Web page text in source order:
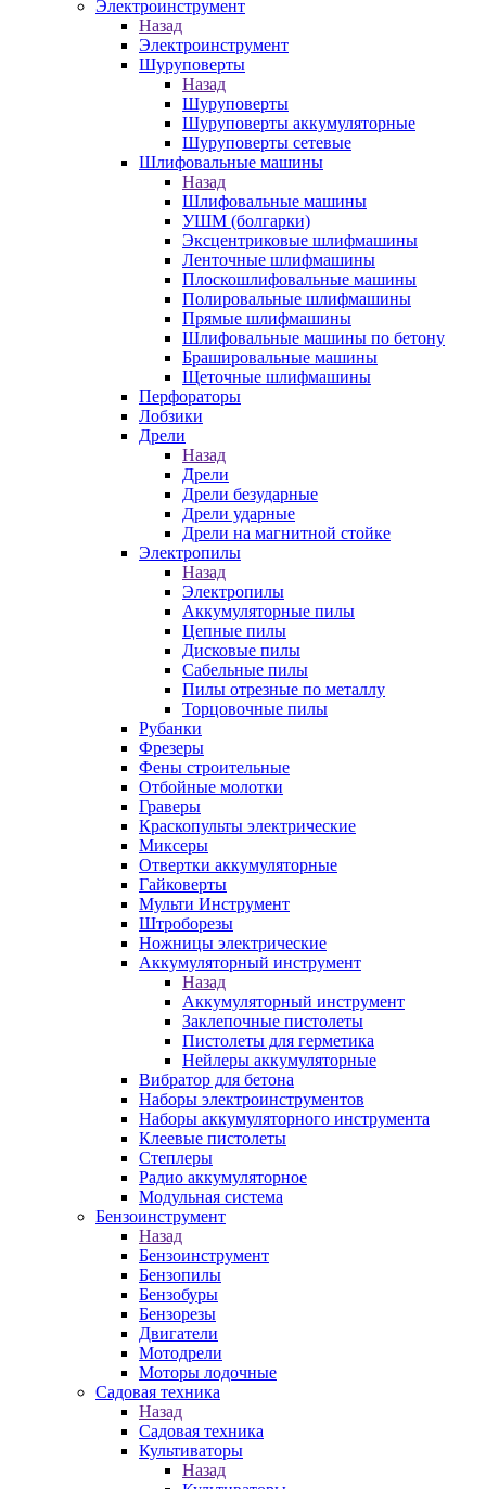
Электроинструмент
Назад
Электроинструмент
Шуруповерты
Назад
Шуруповерты
Шуруповерты аккумуляторные
Шуруповерты сетевые
Шлифовальные машины
Назад
Шлифовальные машины
УШМ (болгарки)
Эксцентриковые шлифмашины
Ленточные шлифмашины
Плоскошлифовальные машины
Полировальные шлифмашины
Прямые шлифмашины
Шлифовальные машины по бетону
Брашировальные машины
Щеточные шлифмашины
Перфораторы
Лобзики
Дрели
Назад
Дрели
Дрели безударные
Дрели ударные
Дрели на магнитной стойке
Электропилы
Назад
Электропилы
Аккумуляторные пилы
Цепные пилы
Дисковые пилы
Сабельные пилы
Пилы отрезные по металлу
Торцовочные пилы
Рубанки
Фрезеры
Фены строительные
Отбойные молотки
Граверы
Краскопульты электрические
Миксеры
Отвертки аккумуляторные
Гайковерты
Мульти Инструмент
Штроборезы
Ножницы электрические
Аккумуляторный инструмент
Назад
Аккумуляторный инструмент
Заклепочные пистолеты
Пистолеты для герметика
Нейлеры аккумуляторные
Вибратор для бетона
Наборы электроинструментов
Наборы аккумуляторного инструмента
Клеевые пистолеты
Степлеры
Радио аккумуляторное
Модульная система
Бензоинструмент
Назад
Бензоинструмент
Бензопилы
Бензобуры
Бензорезы
Двигатели
Мотодрели
Моторы лодочные
Садовая техника
Назад
Садовая техника
Культиваторы
Назад